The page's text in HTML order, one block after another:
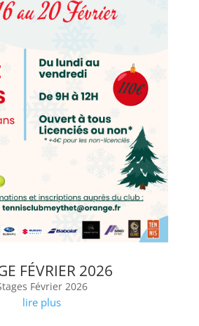
FÉVRIER 2026
Février 2026
lire plus